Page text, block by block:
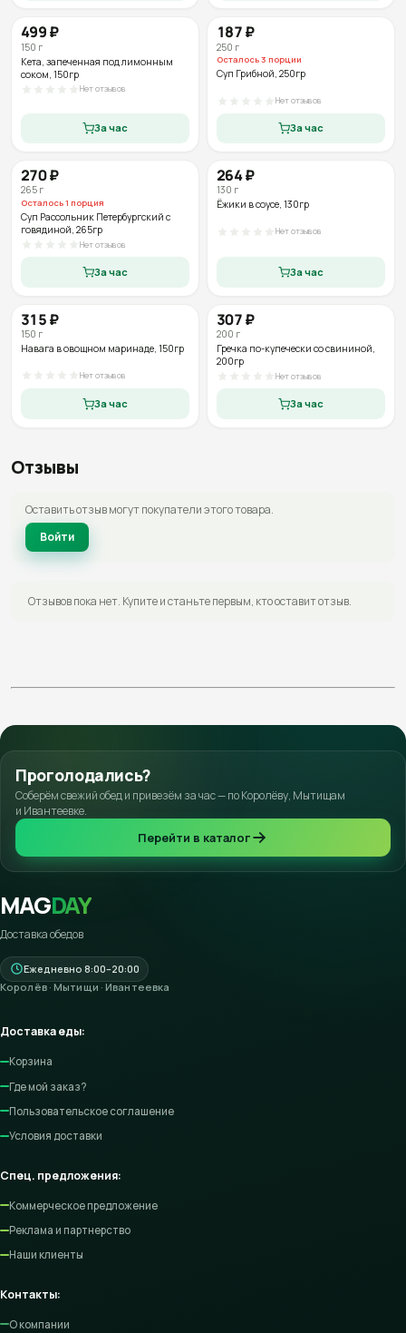
499₽
150 г
Кета, запеченная под лимонным
соком , 150гр
Нет отзывов
За час
187₽
250 г
Осталось3 порции
Суп Грибной, 250гр
Нет отзывов
За час
270₽
265г
Осталось1 порция
Суп Рассольник Петербургский с
говядиной, 265гр
Нет отзывов
За час
264₽
130 г
Ёжики в соусе, 130гр
Нет отзывов
За час
315₽
150 г
Навага в овощном маринаде, 150гр
Нет отзывов
За час
307₽
200 г
Гречка по-купечески со свининой,
200гр
Нет отзывов
За час
Отзывы
Оставить отзыв могут покупатели этого товара.
Войти
Отзывов пока нет. Купите и станьте первым, кто оставит отзыв.
Проголодались?
Соберём свежий обед и привезём за час — по Королёву, Мытищам
и Ивантеевке.
Перейти в каталог
MAGDAY
Доставка обедов
Ежедневно 8:00–20:00
Королёв · Мытищи · Ивантеевка
Доставка еды:
Корзина
Где мой заказ?
Пользовательское соглашение
Условия доставки
Спец. предложения:
Коммерческое предложение
Реклама и партнерство
Наши клиенты
Контакты:
О компании